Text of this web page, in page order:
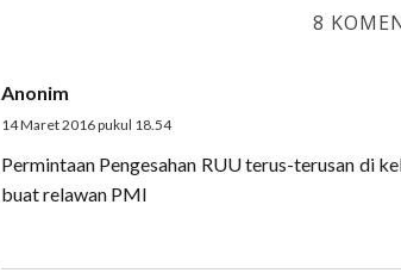
8
Anonim
14 Maret 2016 pukul 18.54
Permintaan Pengesahan RUU terus-terusan di
buat relawan PMI